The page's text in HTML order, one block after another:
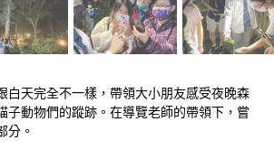
白天完全不一樣，帶領大小朋友感受夜晚森
子動物們的蹤跡。在導覽老師的帶領下，嘗
分。